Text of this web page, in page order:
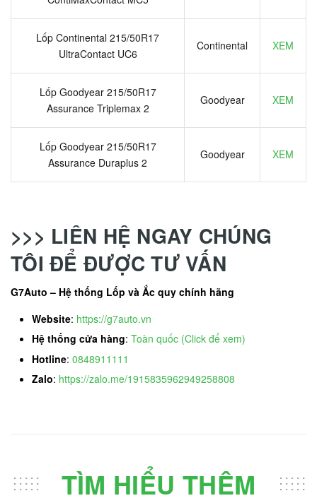
Lốp Continental 215/50R17
UltraContact UC6
Continental XEM
Lốp Goodyear 215/50R17
Assurance Triplemax 2
Goodyear XEM
Lốp Goodyear 215/50R17
Assurance Duraplus 2
Goodyear XEM
>>> LIÊN HỆ NGAY CHÚNG
TÔI ĐỂ ĐƯỢC TƯ VẤN
G7Auto – Hệ thống Lốp và Ắc quy chính hãng
Website: https://g7auto.vn
Hệ thống cửa hàng: Toàn quốc (Click để xem)
Hotline: 0848911111
Zalo: https://zalo.me/1915835962949258808
TÌM HIỂU THÊM